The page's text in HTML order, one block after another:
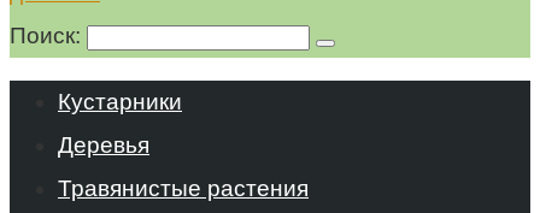
Поиск:
Кустарники
Деревья
Травянистые растения